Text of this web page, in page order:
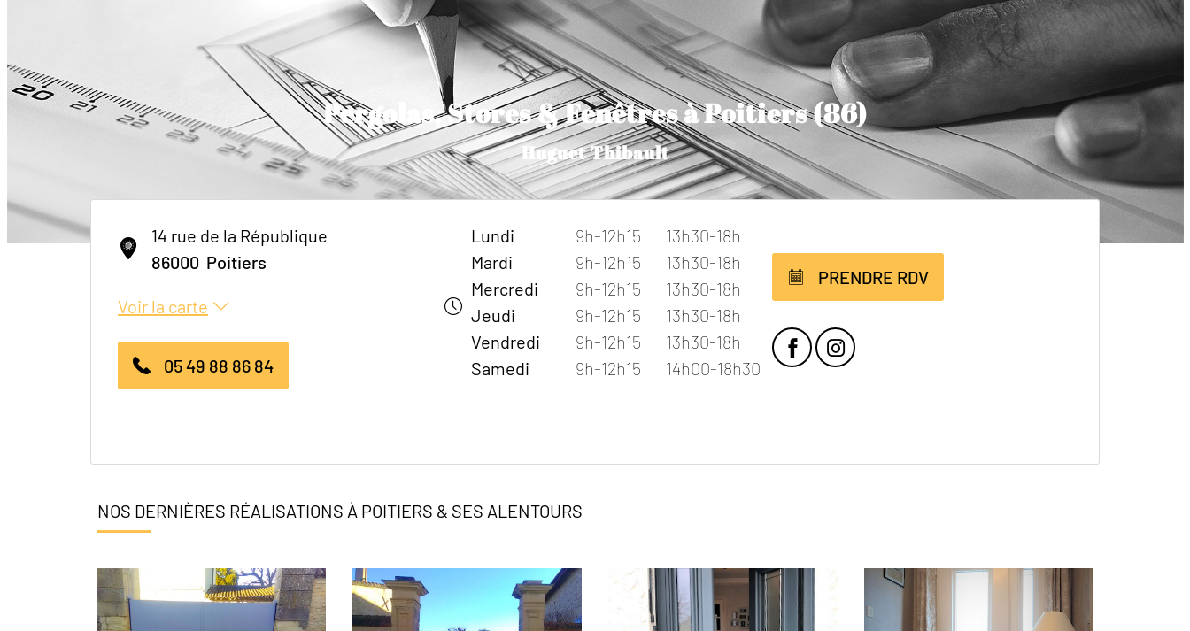
Pergolas, Stores & Fenêtres à Poitiers (86)
Huguet Thibault
14 rue de la République
86000 Poitiers
Voir la carte
05 49 88 86 84
Lundi 9h-12h15
13h30-18h
Mardi
9h-12h15
13h30-18h
Mercredi
9h-12h15
13h30-18h
Jeudi
9h-12h15
13h30-18h
Vendredi
9h-12h15
13h30-18h
Samedi
9h-12h15 14h00-18h30
PRENDRE RDV
Facebook
Instagram
NOS DERNIÈRES RÉALISATIONS À POITIERS & SES ALENTOURS